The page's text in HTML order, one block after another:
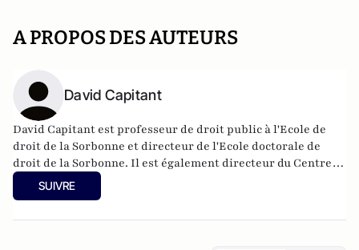
A PROPOS DES AUTEURS
David Capitant
David Capitant est professeur de droit public à l'Ecole de
droit de la Sorbonne et directeur de l'Ecole doctorale de
droit de la Sorbonne. Il est également directeur du Centre
de droit allemand de l'UMR de droit comparé de Paris (Paris
1). Il a aussi été président de l'Université Franco-Allemande.
SUIVRE